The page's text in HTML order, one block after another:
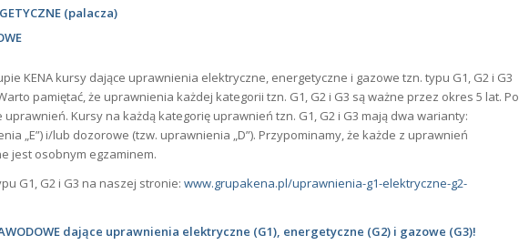
(palacza)
KENA kursy dające uprawnienia elektryczne, energetyczne i gazowe tzn. typu G1, G2 i G3
pamiętać, że uprawnienia każdej kategorii tzn. G1, G2 i G3 są ważne przez okres 5 lat. Po
Kursy na każdą kategorię uprawnień tzn. G1, G2 i G3 mają dwa warianty:
„E”) i/lub dozorowe (tzw. uprawnienia „D”). Przypominamy, że każde z uprawnień
jest osobnym egzaminem.
G1, G2 i G3 na naszej stronie: www.grupakena.pl/uprawnienia-g1-elektryczne-g2-
dające uprawnienia elektryczne (G1), energetyczne (G2) i gazowe (G3)!